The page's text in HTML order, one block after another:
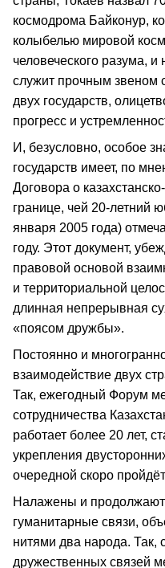
космодрома Байконур,
колыбелью мировой
человеческого разума,
служит прочным звеном
двух государств,
прогресс и
И, безусловно, особое
государств имеет, по
Договора о
границе, чей 20-летний
января 2005 года)
году. Этот документ,
правовой основой
и территориальной
длинная непрерывная
«поясом дружбы».
Постоянно и
взаимодействие двух
Так, ежегодный Форум
сотрудничества
работает более 20 лет,
укрепления
очередной скоро
Налажены и
гуманитарные связи,
нитями два народа. Так,
дружественных связей